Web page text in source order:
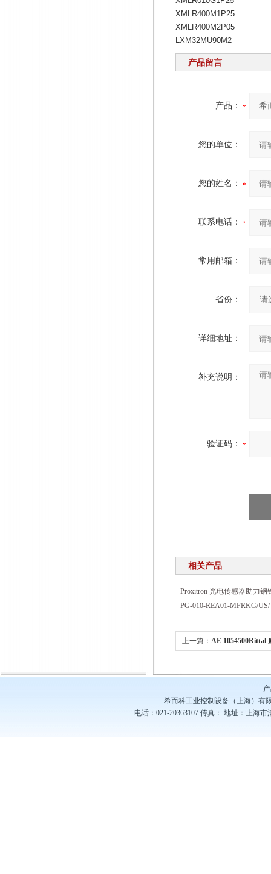
XMLR400M1P25
XMLR400M2P05
LXM32MU90M2
产品留言
产品：
您的单位：
您的姓名：
联系电话：
常用邮箱：
省份：
详细地址：
补充说明：
验证码：
相关产品
Proxitron 光电传感器助力钢
PG-010-REA01-MFRKG/
上一篇：AE 1054500Rittal
希而科工业控制设备（上海）有
电话：021-20363107 传真： 地址：上海市